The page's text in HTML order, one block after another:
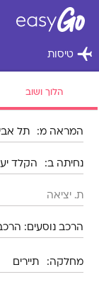
הלוך ושוב
המראה מ
נחיתה ב
הרכב נוסעים
מחלקה